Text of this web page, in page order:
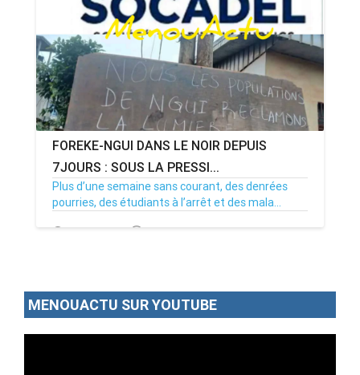
FOREKE-NGUI DANS LE NOIR DEPUIS
7JOURS : SOUS LA PRESSI...
Plus d’une semaine sans courant, des denrées
pourries, des étudiants à l’arrêt et des mala...
02/07/26 Par MenouActu 0
MENOUACTU SUR YOUTUBE